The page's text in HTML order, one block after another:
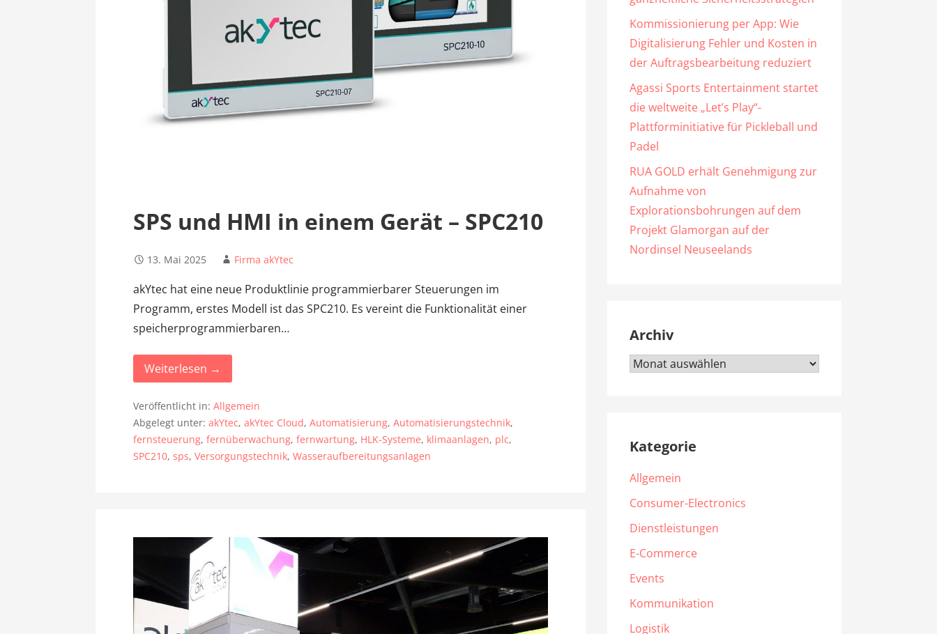
SPS und HMI in einem Gerät – SPC210
13. Mai 2025 Firma akYtec
akYtec hat eine neue Produktlinie programmierbarer Steuerungen im
Programm, erstes Modell ist das SPC210. Es vereint die Funktionalität einer
speicherprogrammierbaren…
Weiterlesen →
Veröffentlicht in:Allgemein
Abgelegt unter:akYtec,akYtec Cloud,Automatisierung,Automatisierungstechnik,
fernsteuerung,fernüberwachung,fernwartung, HLK-Systeme, klimaanlagen, plc,
SPC210,sps,Versorgungstechnik,Wasseraufbereitungsanlagen
Kommissionierung per App: Wie
Digitalisierung Fehler und Kosten in
der Auftragsbearbeitung reduziert
Agassi Sports Entertainment startet
die weltweite „Let’s Play“-
Plattforminitiative für Pickleball und
Padel
RUA GOLD erhält Genehmigung zur
Aufnahme von
Explorationsbohrungen auf dem
Projekt Glamorgan auf der
Nordinsel Neuseelands
Archiv
Archiv
Kategorie
Allgemein
Consumer-Electronics
Dienstleistungen
E-Commerce
Events
Kommunikation
Logistik